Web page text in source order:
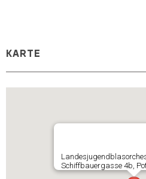
KARTE
Schiffbauergasse 4b,